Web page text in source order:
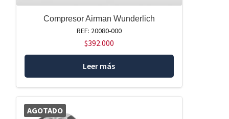
Compresor Airman Wunderlich
REF: 20080-000
$392.000
Leer más
AGOTADO